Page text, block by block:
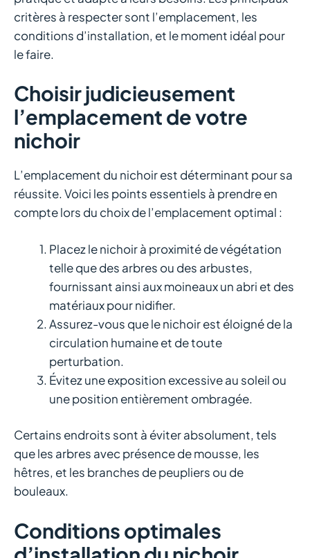
critères à respecter sont l’emplacement, les
conditions d’installation, et le moment idéal pour
le faire.
Choisir judicieusement
l’emplacement de votre
nichoir
L’emplacement du nichoir est déterminant pour sa
réussite. Voici les points essentiels à prendre en
compte lors du choix de l’emplacement optimal :
Placez le nichoir à proximité de végétation
telle que des arbres ou des arbustes,
fournissant ainsi aux moineaux un abri et des
matériaux pour nidifier.
Assurez-vous que le nichoir est éloigné de la
circulation humaine et de toute
perturbation.
Évitez une exposition excessive au soleil ou
une position entièrement ombragée.
Certains endroits sont à éviter absolument, tels
que les arbres avec présence de mousse, les
hêtres, et les branches de peupliers ou de
bouleaux.
Conditions optimales